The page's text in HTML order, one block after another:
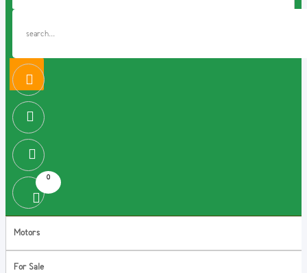
0
Motors
For Sale